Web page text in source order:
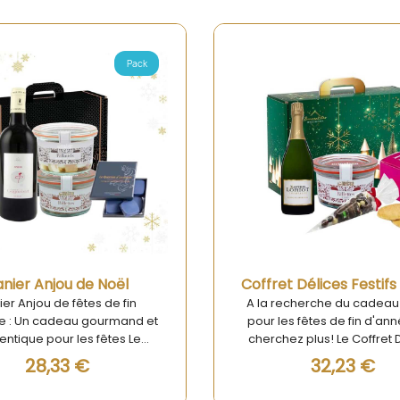
Aperçu rapide
Pack
du cadeau parfait
fêtes de fin d'année? Ne
plus! Le Coffret Délices
Gourmands de Noël est un
à offrir à vos proches
32,23 €
Aperçu rapide
Découvrez le Coffret
Sucrées Nordiques, un
gourmand au cœur du
France Le Coffret
Sucrées Nordiques vous
23,51 €